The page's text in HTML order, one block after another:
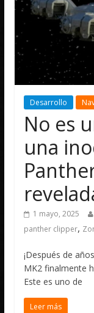
Desarrollo
No es
una
1 mayo, 2025
panther clipper,
¡Después de
MK2 finalmente
Este es uno de
Leer más